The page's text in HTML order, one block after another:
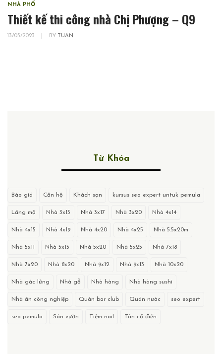
NHÀ PHỐ
Thiết kế thi công nhà Chị Phượng – Q9
13/03/2023 BY TUAN
Từ Khóa
Báo giá Căn hộ Khách sạn kursus seo expert untuk pemula
Lăng mộ Nhà 3x15 Nhà 3x17 Nhà 3x20 Nhà 4x14
Nhà 4x15 Nhà 4x19 Nhà 4x20 Nhà 4x25 Nhà 5.5x20m
Nhà 5x11 Nhà 5x15 Nhà 5x20 Nhà 5x25 Nhà 7x18
Nhà 7x20 Nhà 8x20 Nhà 9x12 Nhà 9x13 Nhà 10x20
Nhà gác lửng Nhà gỗ Nhà hàng Nhà hàng sushi
Nhà ăn công nghiệp Quán bar club Quán nước seo expert
seo pemula Sân vườn Tiệm nail Tân cổ điển